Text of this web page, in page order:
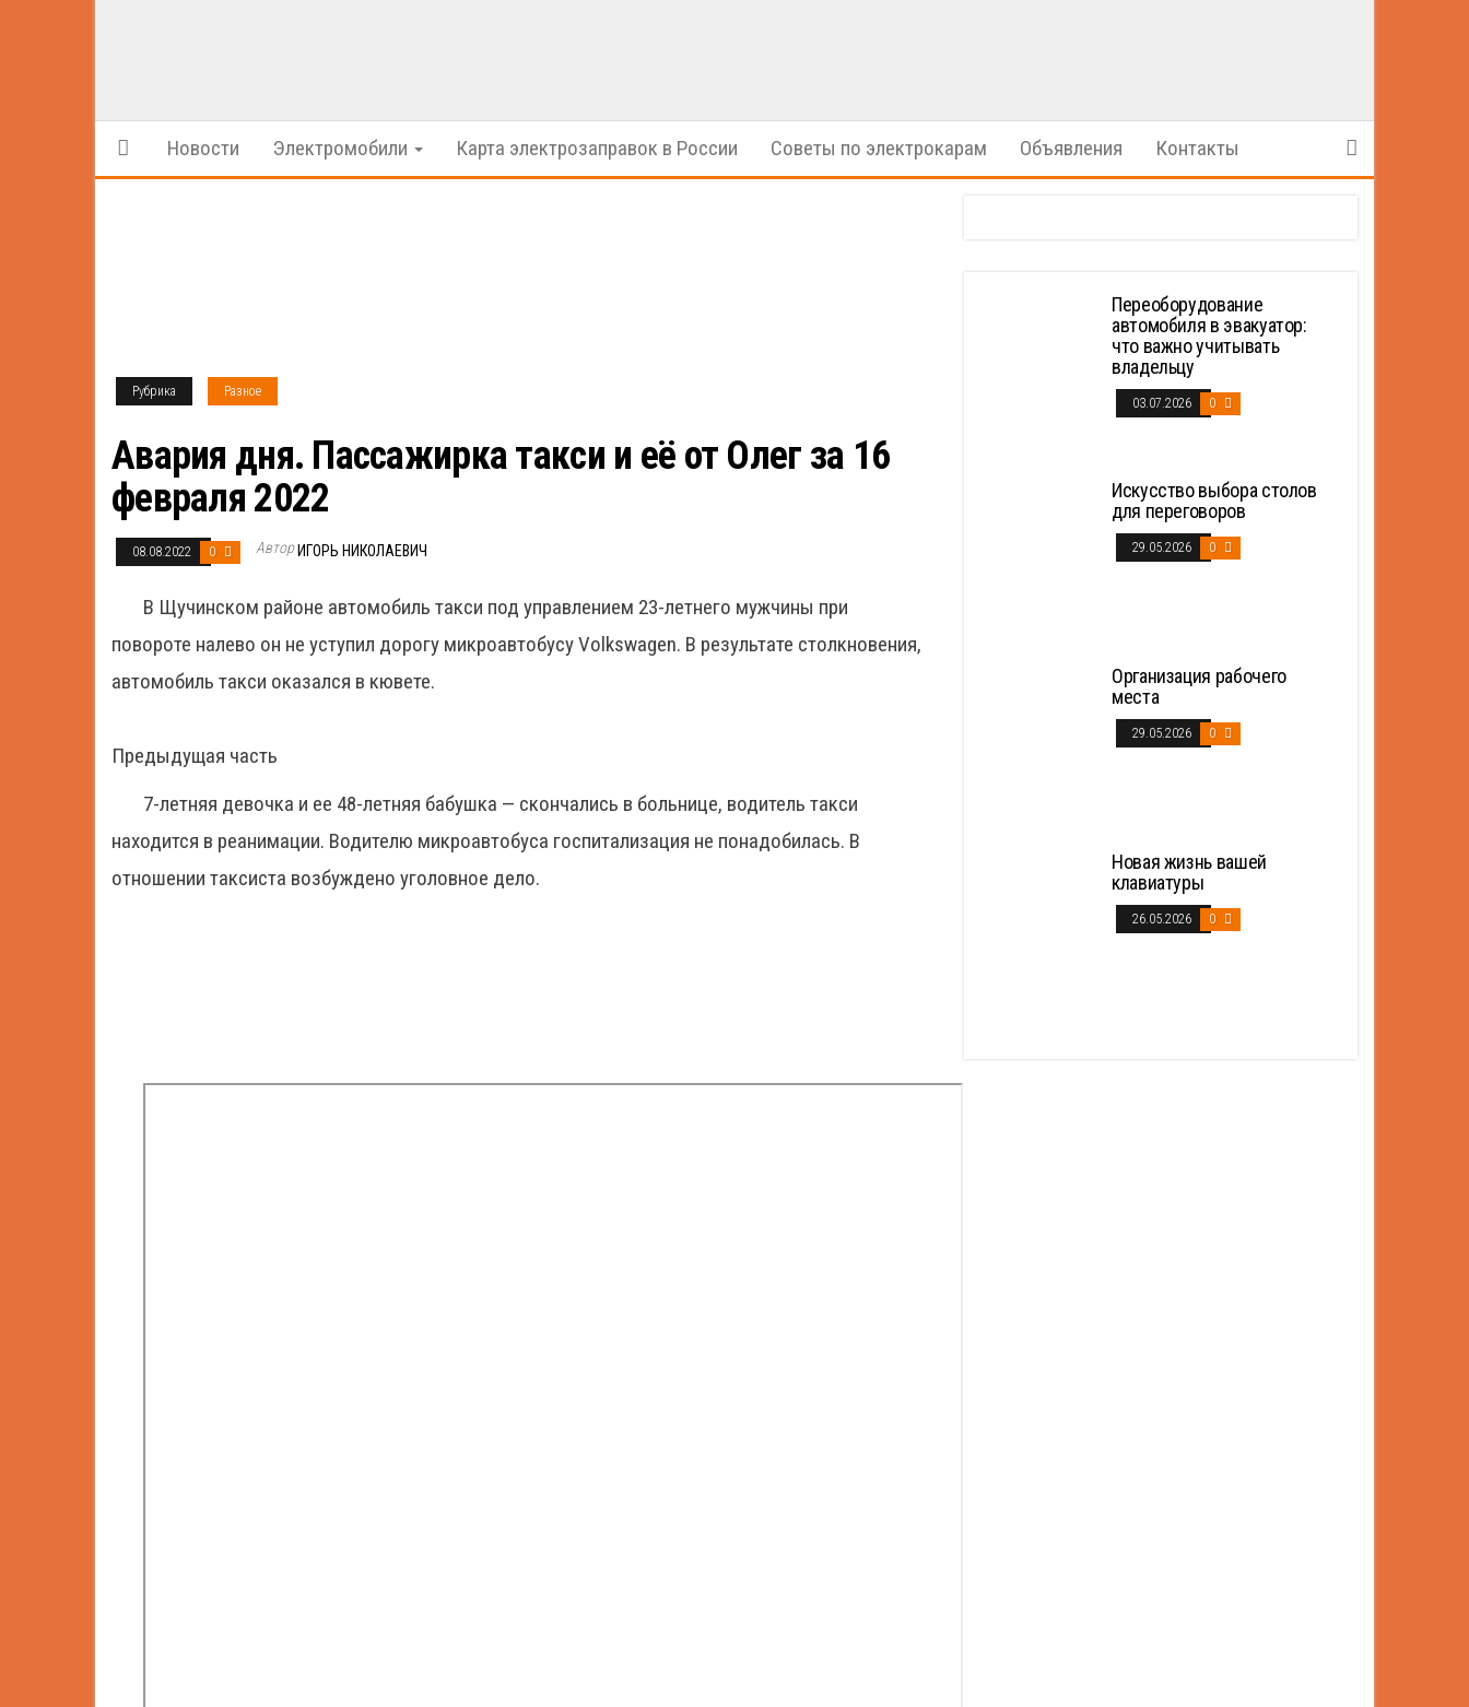
Cars
автомобили
Новости Электромобили Карта электрозаправок в России Советы по электрокарам Объявления Контакты
Рубрика Разное
Авария дня. Пассажирка такси и её от Олег за 16
февраля 2022
08.08.2022 0 Автор ИГОРЬ НИКОЛАЕВИЧ
В Щучинском районе автомобиль такси под управлением 23-летнего мужчины при
повороте налево он не уступил дорогу микроавтобусу Volkswagen. В результате столкновения,
автомобиль такси оказался в кювете.
Предыдущая часть
7-летняя девочка и ее 48-летняя бабушка — скончались в больнице, водитель такси
находится в реанимации. Водителю микроавтобуса госпитализация не понадобилась. В
отношении таксиста возбуждено уголовное дело.
Переоборудование
автомобиля в эвакуатор:
что важно учитывать
владельцу
03.07.2026 0
Искусство выбора столов
для переговоров
29.05.2026 0
Организация рабочего
места
29.05.2026 0
Новая жизнь вашей
клавиатуры
26.05.2026 0